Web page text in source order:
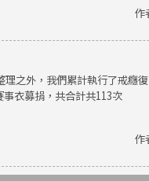
作
之外，我們累計執行了戒癮
衣募捐，共合計共113次
作